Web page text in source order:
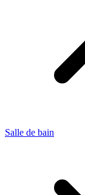
Salle de bain